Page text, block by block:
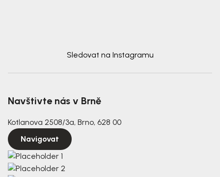
Sledovat na Instagramu
Navštivte nás v Brně
Kotlanova 2508/3a, Brno, 628 00
Navigovat